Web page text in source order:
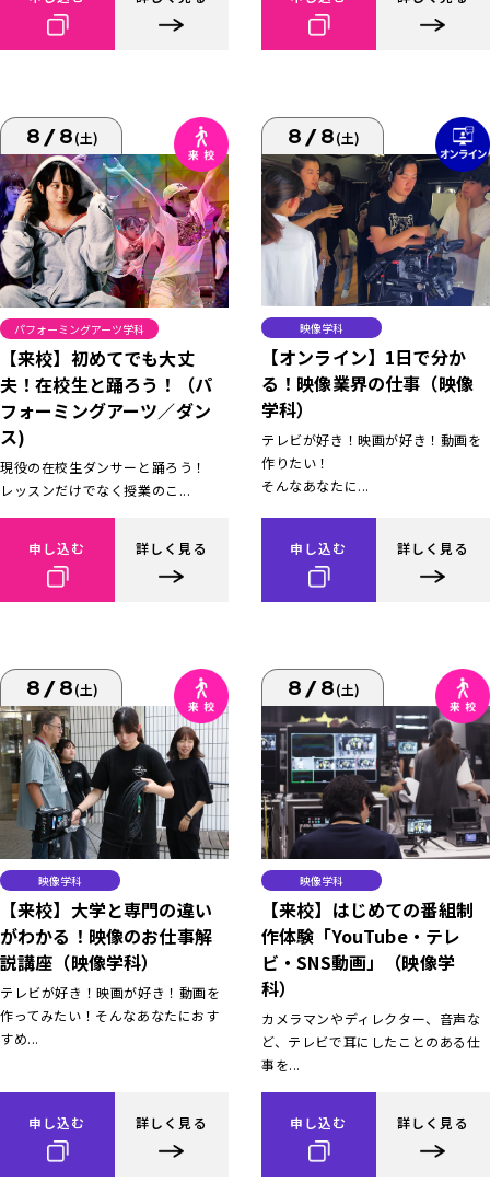
8/8(土)
パフォーミングアーツ学科
【来校】初めてでも大丈
夫！在校生と踊ろう！（パ
フォーミングアーツ／ダン
ス)
現役の在校生ダンサーと踊ろう！
レッスンだけでなく授業のこ...
申し込む 詳しく見る
8/8(土)
映像学科
【オンライン】1日で分か
る！映像業界の仕事（映像
学科）
テレビが好き！映画が好き！動画を
作りたい！
そんなあなたに...
申し込む 詳しく見る
8/8(土)
映像学科
【来校】大学と専門の違い
がわかる！映像のお仕事解
説講座（映像学科）
テレビが好き！映画が好き！動画を
作ってみたい！そんなあなたにおす
すめ...
申し込む 詳しく見る
8/8(土)
映像学科
【来校】はじめての番組制
作体験「YouTube・テレ
ビ・SNS動画」（映像学
科）
カメラマンやディレクター、音声な
ど、テレビで耳にしたことのある仕
事を...
申し込む 詳しく見る